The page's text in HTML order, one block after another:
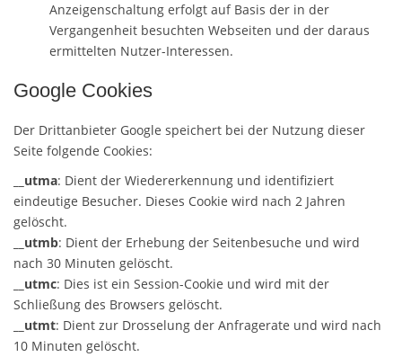
Anzeigenschaltung erfolgt auf Basis der in der
Vergangenheit besuchten Webseiten und der daraus
ermittelten Nutzer-Interessen.
Google Cookies
Der Drittanbieter Google speichert bei der Nutzung dieser
Seite folgende Cookies:
__utma: Dient der Wiedererkennung und identifiziert
eindeutige Besucher. Dieses Cookie wird nach 2 Jahren
gelöscht.
__utmb: Dient der Erhebung der Seitenbesuche und wird
nach 30 Minuten gelöscht.
__utmc: Dies ist ein Session-Cookie und wird mit der
Schließung des Browsers gelöscht.
__utmt: Dient zur Drosselung der Anfragerate und wird nach
10 Minuten gelöscht.